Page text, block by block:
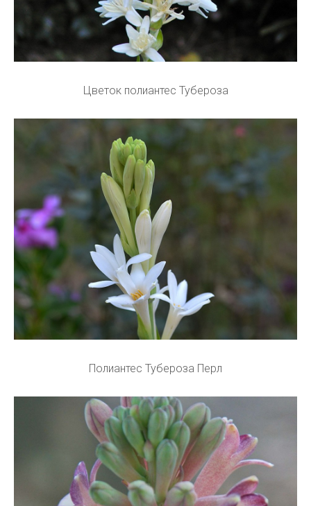
Цветок полиантес Тубероза
Полиантес Тубероза Перл